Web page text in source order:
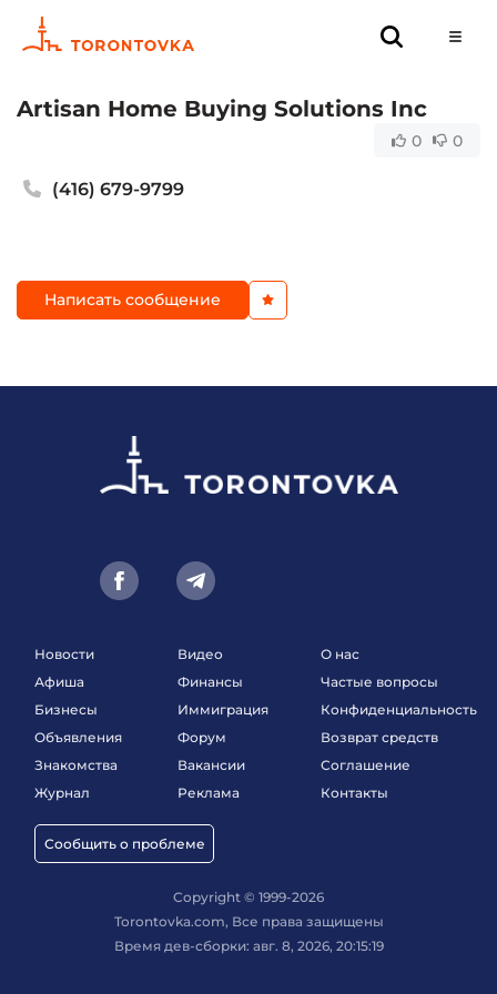
Artisan Home Buying Solutions Inc
0 0
(416) 679-9799
Написать сообщение
Новости
Афиша
Бизнесы
Объявления
Знакомства
Журнал
Сообщить о проблеме
Видео
Финансы
Иммиграция
Форум
Вакансии
Реклама
О нас
Частые вопросы
Конфиденциальность
Возврат средств
Соглашение
Контакты
Copyright © 1999-2026
Torontovka.com, Все права защищены
Время дев-сборки: авг. 8, 2026, 20:15:19